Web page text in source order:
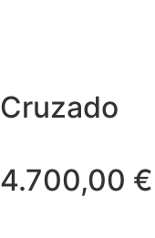
Cruzado
4.700,00 €